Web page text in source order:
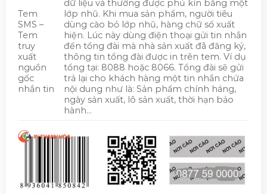
Tem
SMS –
Tem
truy
xuất
nguồn
gốc
nhắn tin
dữ liệu và thường được phủ kín bằng một
lớp nhũ. Khi mua sản phẩm, người tiêu
dùng cào bỏ lớp nhũ, hàng chữ số xuất
hiện. Lúc này dùng điện thoại gửi tin nhắn
đến tổng đài mà nhà sản xuất đã đăng ký,
thông tin tổng đài được in trên tem. Ví dụ
tổng tại: 8088 hoặc 8066. Tổng đài sẽ gửi
trả lại cho khách hàng một tin nhắn chứa
nội dung như là: Sản phẩm chính háng,
ngày sản xuất, lô sản xuất, thời hạn bảo
hành…